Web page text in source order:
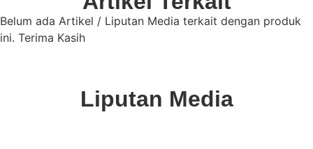
Belum ada Artikel / Liputan Media terkait dengan produk
ini. Terima Kasih
Liputan Media